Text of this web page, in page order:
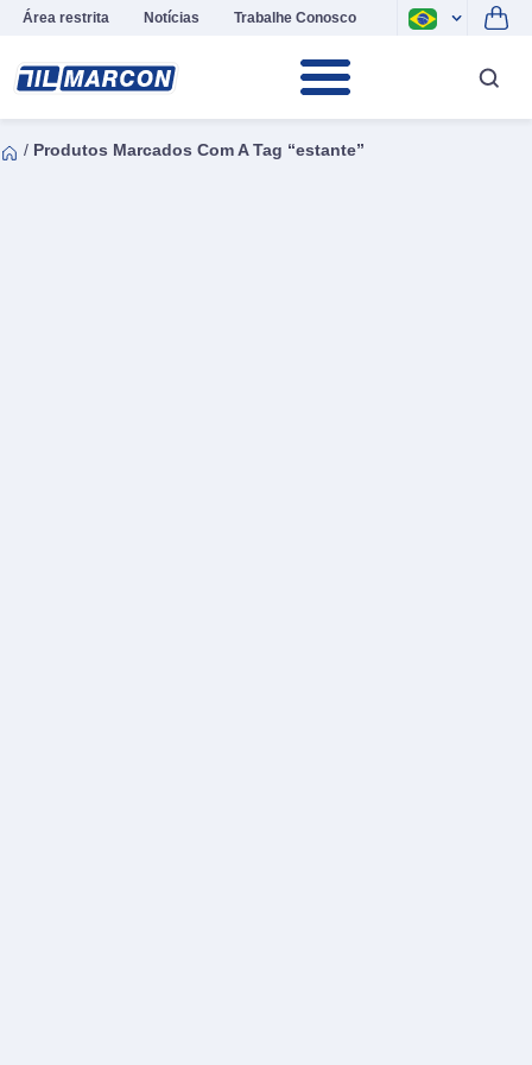
Área restrita Notícias Trabalhe Conosco
/ Produtos Marcados Com A Tag “estante”